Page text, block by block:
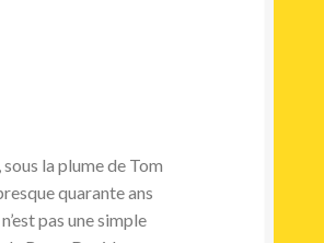
la plume de Tom
quarante ans
pas une simple